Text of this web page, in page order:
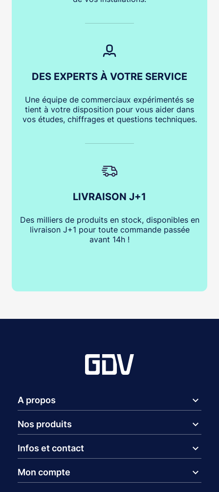
DES EXPERTS À VOTRE SERVICE
Une équipe de commerciaux expérimentés se
tient à votre disposition pour vous aider dans
vos études, chiffrages et questions techniques.
LIVRAISON J+1
Des milliers de produits en stock, disponibles en
livraison J+1 pour toute commande passée
avant 14h !
A propos expand_more
Nos produits expand_more
Infos et contact expand_more
Mon compte expand_more